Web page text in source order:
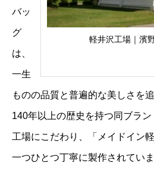
軽井沢工場｜濱
バッ
グ
は、
一生
ものの品質と普遍的な美しさを
140年以上の歴史を持つ同ブラ
工場にこだわり、「メイドイン
一つひとつ丁寧に製作されていま